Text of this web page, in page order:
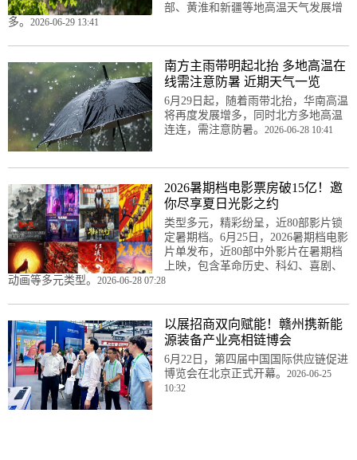
部、黄淮和新疆等地高温天气发展增
多。 2026-06-29 13:41
南方主雨带明起北抬 多地高温在
线需注意防暑 近期天气一览
6月29日起，随着雨带北抬，华南高温
将再度发展增多，同时北方多地高温
连连，需注意防暑。 2026-06-28 10:41
2026暑期档电影票房破15亿！邀
你尽享夏日光影之约
类型多元，精彩纷呈，近80部影片锁
定暑期档。6月25日，2026暑期档电影
片单发布，近80部中外影片在暑期档
上映，包含革命历史、科幻、喜剧、
动画等多元类型。 2026-06-28 07:28
以展招商双向赋能！赣州携新能
源装备产业亮相链博会
6月22日，第四届中国国际供应链促进
博览会在北京正式开幕。 2026-06-25
10:32